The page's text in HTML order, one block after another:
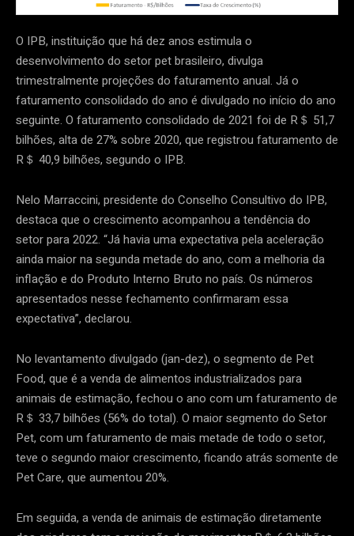
O IPB, instituição que há dez anos estimula o
desenvolvimento do setor pet brasileiro, divulga
trimestralmente projeções do faturamento anual. Já o
faturamento consolidado do ano é divulgado no início do ano
seguinte. O faturamento consolidado de 2021 foi de R＄ 51,7
bilhões, alta de 27% sobre 2020, que registrou faturamento de
R＄ 40,9 bilhões, segundo o IPB.
Nelo Marraccini, presidente do Conselho Consultivo do IPB,
destaca que o crescimento acompanhou a tendência do
setor para 2022. “Já havia uma expectativa pela aceleração
ainda maior na segunda metade do ano, com a melhoria da
inflação e do Produto Interno Bruto no país. Os números
apresentados nesse fechamento confirmaram essa
expectativa”, declarou.
No levantamento divulgado (jan-dez), o segmento de Pet
Food, que é a venda de alimentos industrializados para
animais de estimação, fechou o ano com um faturamento de
R＄ 33,7 bilhões (56% do total). O maior segmento do Setor
Pet, com um faturamento de mais metade de todo o setor,
teve o segundo maior crescimento, ficando atrás somente de
Pet Care, que aumentou 20%.
Em seguida, a venda de animais de estimação diretamente